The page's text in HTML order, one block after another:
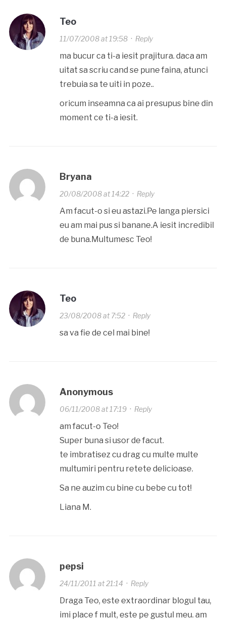
Teo
11/07/2008 at 19:58· Reply
ma bucur ca ti-a iesit prajitura. daca am
uitat sa scriu cand se pune faina, atunci
trebuia sa te uiti in poze..
oricum inseamna ca ai presupus bine din
moment ce ti-a iesit.
Bryana
20/08/2008 at 14:22· Reply
Am facut-o si eu astazi.Pe langa piersici
eu am mai pus si banane.A iesit incredibil
de buna.Multumesc Teo!
Teo
23/08/2008 at 7:52· Reply
sa va fie de cel mai bine!
Anonymous
06/11/2008 at 17:19· Reply
am facut-o Teo!
Super buna si usor de facut.
te imbratisez cu drag cu multe multe
multumiri pentru retete delicioase.
Sa ne auzim cu bine cu bebe cu tot!
Liana M.
pepsi
24/11/2011 at 21:14· Reply
Draga Teo, este extraordinar blogul tau,
imi place f mult, este pe gustul meu. am